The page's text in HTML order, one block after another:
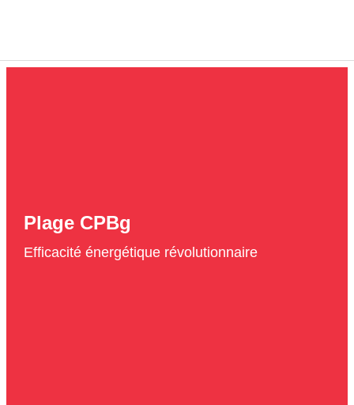
Plage CPBg
Efficacité énergétique révolutionnaire